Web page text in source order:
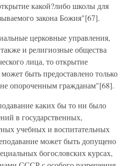
какой?либо школы для
закона Божия"[67].
церковные управления,
и религиозные общества
лица, то открытие
быть предоставлено только
опороченным гражданам"[68].
каких бы то ни было
в государственных,
учебных и воспитательных
может быть допущено
богословских курсах,